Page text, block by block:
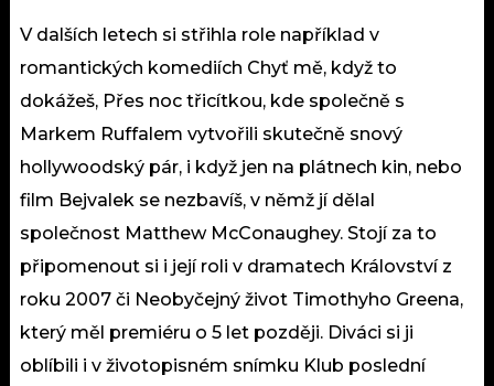
V dalších letech si střihla role například v
romantických komediích Chyť mě, když to
dokážeš, Přes noc třicítkou, kde společně s
Markem Ruffalem vytvořili skutečně snový
hollywoodský pár, i když jen na plátnech kin, nebo
film Bejvalek se nezbavíš, v němž jí dělal
společnost Matthew McConaughey. Stojí za to
připomenout si i její roli v dramatech Království z
roku 2007 či Neobyčejný život Timothyho Greena,
který měl premiéru o 5 let později. Diváci si ji
oblíbili i v životopisném snímku Klub poslední